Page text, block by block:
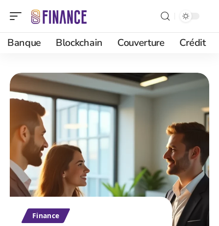
Banque Blockchain Couverture Crédit
Finance